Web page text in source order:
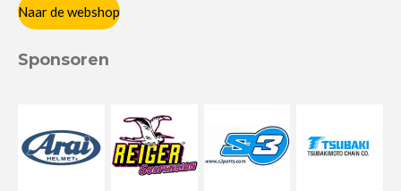
Naar de webshop
Sponsoren